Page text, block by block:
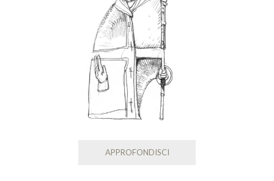
APPROFONDISCI